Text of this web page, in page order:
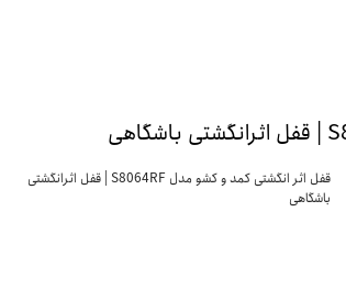
قفل اثر انگشتی کمد و کشو مدل S8064RF | قفل اثرانگشتی
باشگاهی